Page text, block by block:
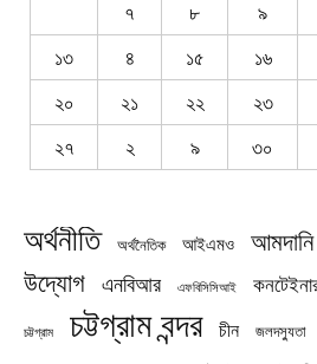
৭
৮ ৯
১৩
৪ ১৫ ১৬
২০
২১ ২২ ২৩
২৭
২ ৯ ৩০
অর্থনীতি অর্থনৈতিক আইএমও আমদানি
উদ্যোগ এনবিআর এফবিসিসিআই
চট্টগ্রাম চট্টগ্রাম বন্দর চীন জলদস্যুতা